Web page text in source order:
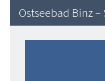
Wissenswertes
Ostseebad Binz